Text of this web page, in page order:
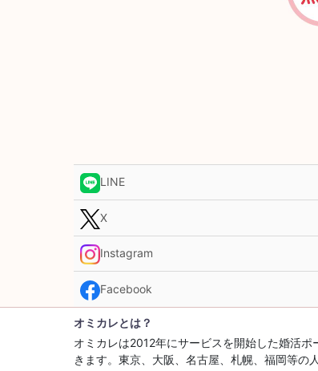
LINE
X
Instagram
Facebook
オミカレとは？
オミカレは2012年にサービスを開始した婚活
きます。東京、大阪、名古屋、札幌、福岡等の